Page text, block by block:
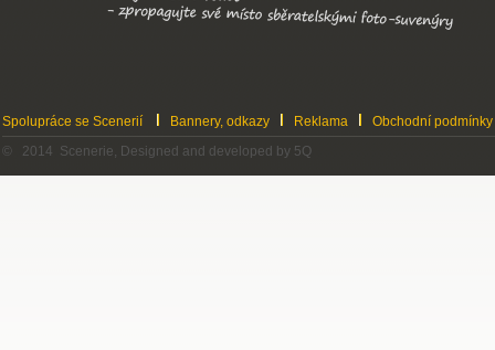
Spolupráce se Scenerií Bannery, odkazy Reklama
Obchodní podmínky
© 2014 Scenerie, Designed and developed by 5Q